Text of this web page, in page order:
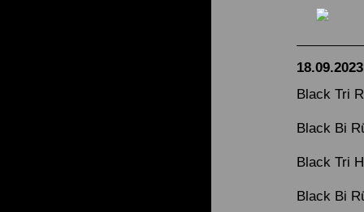
18.09.2023
Black Tri
Black Bi
Black Tri
Black Bi